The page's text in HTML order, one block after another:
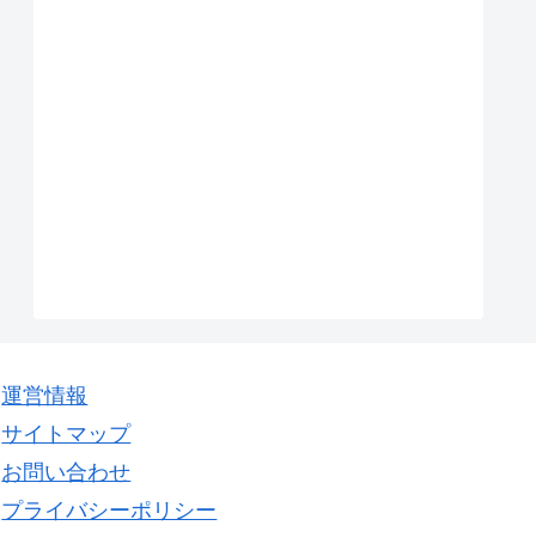
運営情報
サイトマップ
お問い合わせ
プライバシーポリシー